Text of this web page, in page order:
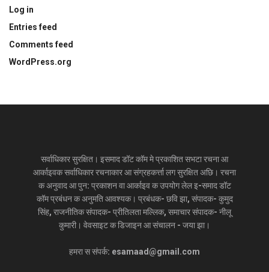
Log in
Entries feed
Comments feed
WordPress.org
सर्वाधिकार सुरक्षित। इसमाद डॉट कॉम मे प्रकाशित सभटा रचना आ
आर्काइवक सर्वाधिकार रचनाकार आ संग्रहकर्त्ता लग सुरक्षित अछि। रचना
क अनुवाद आ पुन: प्रकाशन वा आर्काइव क उपयोग लेल इ-समाद डॉट
कॉम प्रबंधन क अनुमति आवश्यक। प्रबंधक- छवि झा, संपादक- कुमुद
सिंह, राजनीतिक संपादक- प्रीतिलता मल्लिक, समाचार संपादक- नीलू
कुमारी। वेवसाइट क डिजाइन आ संचालन - जया झा।
हमरा स संपर्क: esamaad@gmail.com